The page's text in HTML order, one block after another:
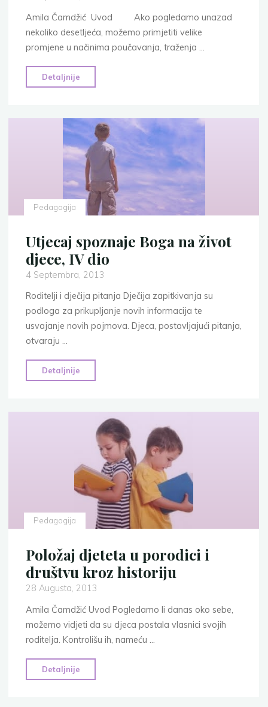
Amila Čamdžić Uvod Ako pogledamo unazad
nekoliko desetljeća, možemo primjetiti velike
promjene u načinima poučavanja, traženja …
Detaljnije
učenje
vid
savremenog
obrazovanja"
Pedagogija
Utjecaj spoznaje Boga na život
djece, IV dio
4 Septembra, 2013
Roditelji i dječija pitanja Dječija zapitkivanja su
podloga za prikupljanje novih informacija te
usvajanje novih pojmova. Djeca, postavljajući pitanja,
otvaraju …
Detaljnije
spoznaje
na
život
djece,
dio"
Pedagogija
Položaj djeteta u porodici i
društvu kroz historiju
28 Augusta, 2013
Amila Čamdžić Uvod Pogledamo li danas oko sebe,
možemo vidjeti da su djeca postala vlasnici svojih
roditelja. Kontrolišu ih, nameću …
Detaljnije
djeteta